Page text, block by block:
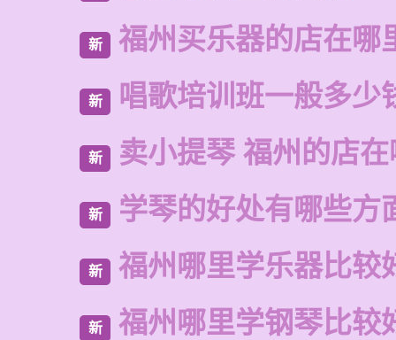
新 福州买乐器的店在哪
新 唱歌培训班一般多少
新 卖小提琴 福州的店
新 学琴的好处有哪些方
新 福州哪里学乐器比较
新 福州哪里学钢琴比较